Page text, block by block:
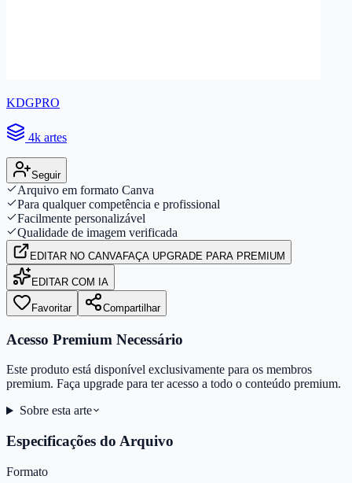
KDGPRO
4k artes
Seguir
Arquivo em formato Canva
Para qualquer competência e profissional
Facilmente personalizável
Qualidade de imagem verificada
EDITAR NO CANVAFAÇA UPGRADE PARA PREMIUM
EDITAR COM IA
Favoritar Compartilhar
Acesso Premium Necessário
Este produto está disponível exclusivamente para os membros
premium. Faça upgrade para ter acesso a todo o conteúdo premium.
Sobre esta arte
Especificações do Arquivo
Formato